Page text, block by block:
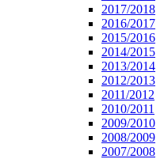
2017/2018
2016/2017
2015/2016
2014/2015
2013/2014
2012/2013
2011/2012
2010/2011
2009/2010
2008/2009
2007/2008